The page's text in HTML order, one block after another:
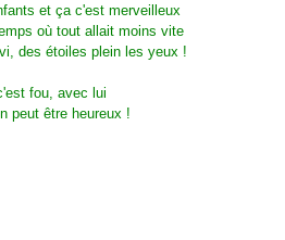
et ça c'est merveilleux
où tout allait moins vite
des étoiles plein les yeux !
fou, avec lui
peut être heureux !